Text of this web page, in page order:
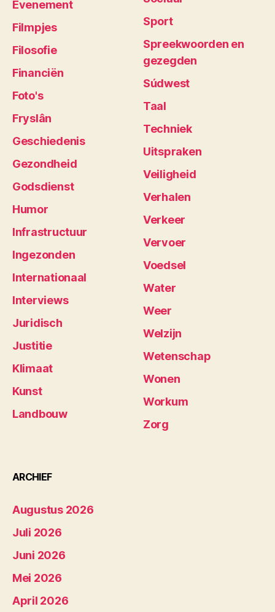
Evenement
Filmpjes
Filosofie
Financiën
Foto's
Fryslân
Geschiedenis
Gezondheid
Godsdienst
Humor
Infrastructuur
Ingezonden
Internationaal
Interviews
Juridisch
Justitie
Klimaat
Kunst
Landbouw
Sport
Spreekwoorden en
gezegden
Súdwest
Taal
Techniek
Uitspraken
Veiligheid
Verhalen
Verkeer
Vervoer
Voedsel
Water
Weer
Welzijn
Wetenschap
Wonen
Workum
Zorg
ARCHIEF
Augustus 2026
Juli 2026
Juni 2026
Mei 2026
April 2026